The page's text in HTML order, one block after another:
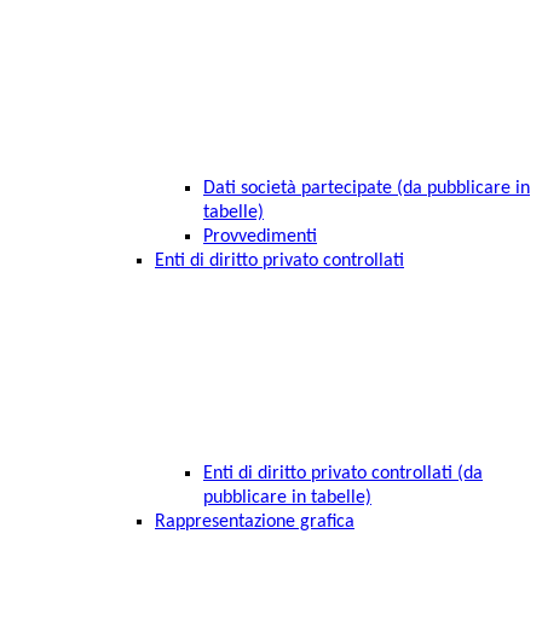
Dati società partecipate (da pubblicare in
tabelle)
Provvedimenti
Enti di diritto privato controllati
Enti di diritto privato controllati (da
pubblicare in tabelle)
Rappresentazione grafica